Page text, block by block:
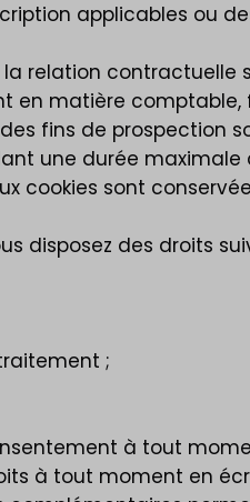
applicables ou
relation
en matière comptable,
fins de prospection
une durée
cookies sont
disposez des droits
;
à tout
à tout moment en